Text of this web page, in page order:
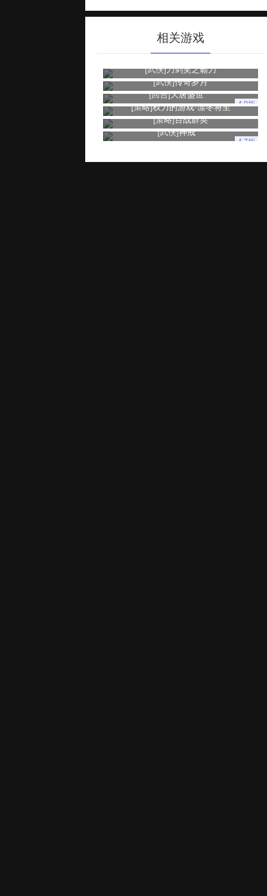
相关游戏
[武侠]刀剑笑之霸刀
[武侠]传奇岁月
[回合]大唐盛世
4.0折
[策略]权力的游戏·凛冬将至
[策略]百战群英
[武侠]神戒
4.7折